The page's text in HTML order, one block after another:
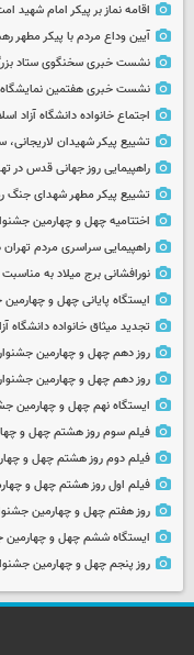
اقامه نماز بر پیکر امام شهید
آیین وداع مردم با پیکر مطهر
نشست خبری سخنگوی ستاد
نشست خبری هفتمین
اجتماع خانواده دانشگاه آزاد
تشییع پیکر شهیدان لاریجانی،
راهپیمایی روز جهانی قدس در
تشییع پیکر مطهر شهدای جنگ
اختتامیه چهل و چهارمین
راهپیمایی سراسری مردم تهران در
نورافشانی برج میلاد به
ایستگاه پایانی چهل و
تجدید میثاق خانواده دانشگاه
روز دهم چهل و چهارمین
روز دهم چهل و چهارمین
ایستگاه نهم چهل و چهارمین
فیلم سوم روز هشتم چهل و
فیلم دوم روز هشتم چهل و
فیلم اول روز هشتم چهل و
روز هفتم چهل و چهارمین
ایستگاه ششم چهل و چهارمین
روز پنجم چهل و چهارمین